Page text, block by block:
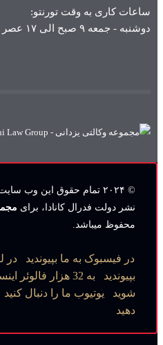
ساعات کاری به وقت تورنتو:
دوشنبه - جمعه ۹ صبح الی ۱۷ عصر
© ۲۰۲۴ تمام حقوق این وب‌
نشر دولت فدرال کانادا، برای
محفوظ میباشد.
در فیسبوک به ما بپیوندید
در
بپیوندید
به 32 هزار فالوئر
شوید
یوتیوب ما را دنبال کنید
دهید